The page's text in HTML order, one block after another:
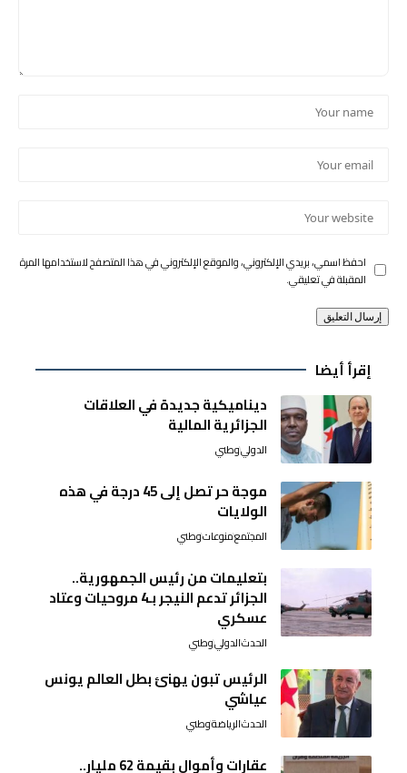
احفظ اسمي، بريدي الإلكتروني، والموقع الإلكتروني في هذا المتصفح لاستخدامها المرة
المقبلة في تعليقي.
إقرأ أيضا
ديناميكية جديدة في العلاقات
الجزائرية المالية
الدوليوطني
موجة حر تصل إلى 45 درجة في هذه
الولايات
المجتمعمنوعاتوطني
بتعليمات من رئيس الجمهورية..
الجزائر تدعم النيجر بـ4 مروحيات وعتاد
عسكري
الحدثالدوليوطني
الرئيس تبون يهنئ بطل العالم يونس
عياشي
الحدثالرياضةوطني
عقارات وأموال بقيمة 62 مليار..